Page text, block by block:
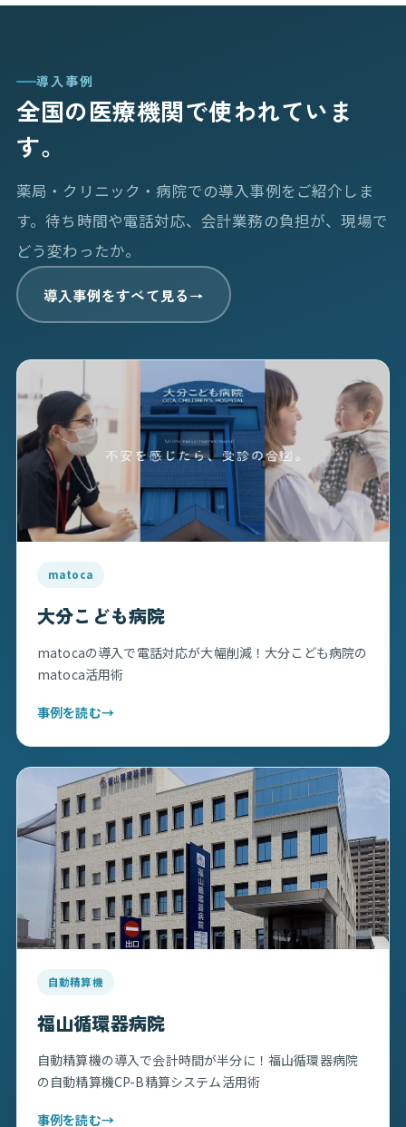
導入事例
全国の医療機関で使われていま
す。
薬局・クリニック・病院での導入事例をご紹介しま
す。待ち時間や電話対応、会計業務の負担が、現場で
どう変わったか。
導入事例をすべて見る→
matoca
大分こども病院
matocaの導入で電話対応が大幅削減！大分こども病院の
matoca活用術
事例を読む→
自動精算機
福山循環器病院
自動精算機の導入で会計時間が半分に！福山循環器病院
の自動精算機CP-B精算システム活用術
事例を読む→